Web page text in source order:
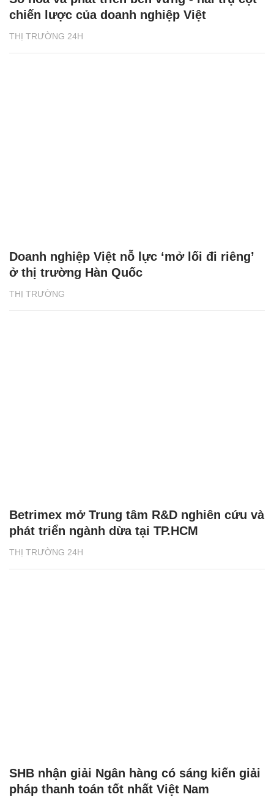
THỊ TRƯỜNG 24H
chiến lược của doanh nghiệp Việt
THỊ TRƯỜNG
Doanh nghiệp Việt nỗ lực ‘mở lối đi riêng’
ở thị trường Hàn Quốc
THỊ TRƯỜNG 24H
Betrimex mở Trung tâm R&D nghiên cứu và
phát triển ngành dừa tại TP.HCM
SHB nhận giải Ngân hàng có sáng kiến giải
pháp thanh toán tốt nhất Việt Nam